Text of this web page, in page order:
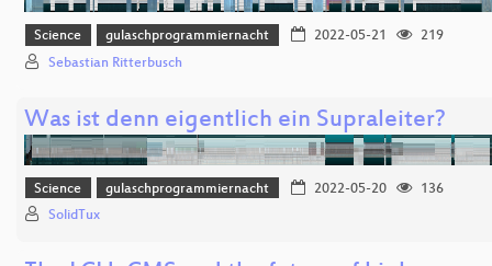
Science gulaschprogrammiernacht 2022-05-21
219
Sebastian Ritterbusch
Was ist denn eigentlich ein Supraleiter?
Science gulaschprogrammiernacht 2022-05-20
136
SolidTux